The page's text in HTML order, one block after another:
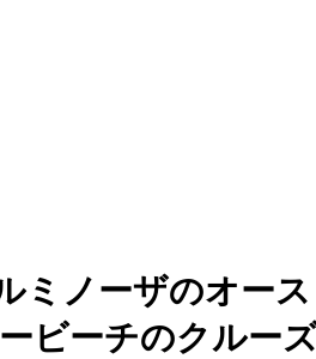
ミノーザのオー
ビーチのクルー